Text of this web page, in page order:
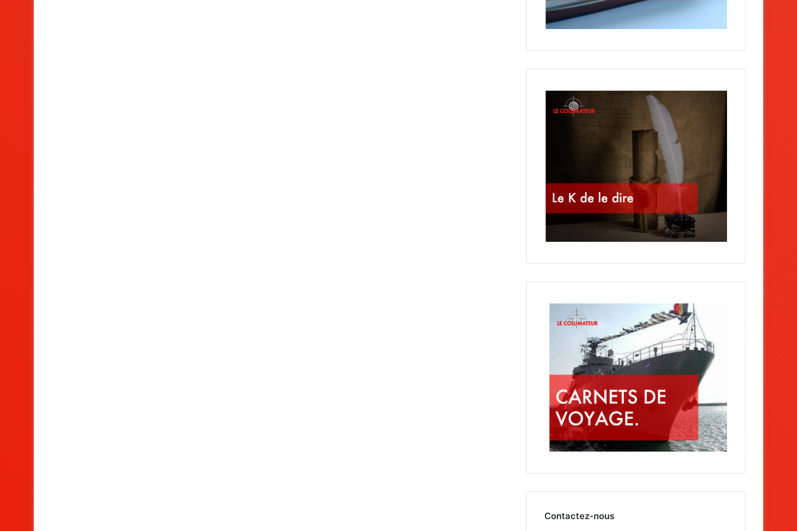
Contactez-nous